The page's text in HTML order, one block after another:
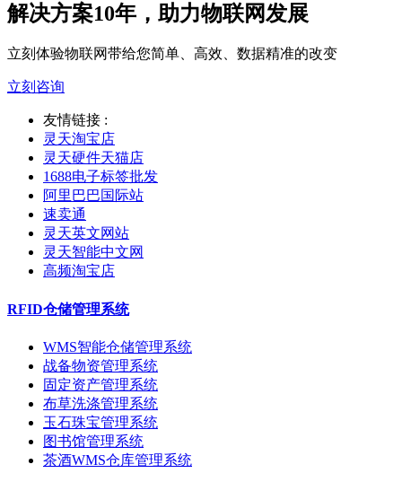
解决方案10年，助力物联网发展
立刻体验物联网带给您简单、高效、数据精准的改变
立刻咨询
友情链接 :
灵天淘宝店
灵天硬件天猫店
1688电子标签批发
阿里巴巴国际站
速卖通
灵天英文网站
灵天智能中文网
高频淘宝店
RFID仓储管理系统
WMS智能仓储管理系统
战备物资管理系统
固定资产管理系统
布草洗涤管理系统
玉石珠宝管理系统
图书馆管理系统
茶酒WMS仓库管理系统